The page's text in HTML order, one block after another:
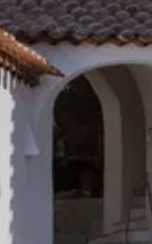
Sie alle
Dokumentationen,
freischalten